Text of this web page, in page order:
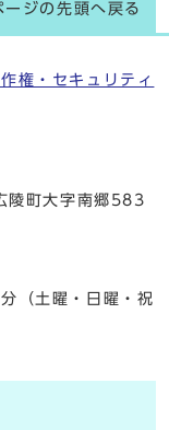
ージの先頭へ戻る
権・セキュリティ
陵町大字南郷583
（土曜・日曜・祝